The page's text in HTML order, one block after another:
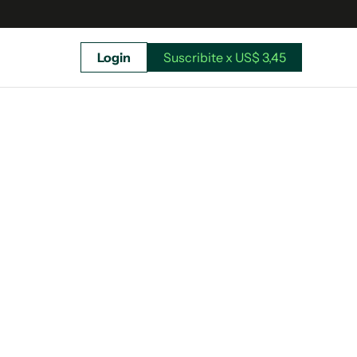
Login Suscribite x US$ 3,45